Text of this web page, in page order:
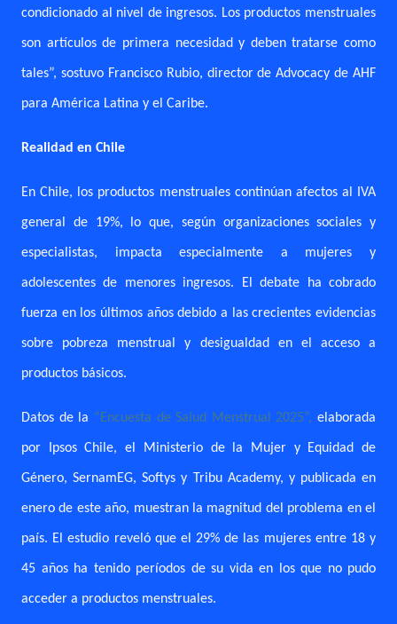
condicionado al nivel de ingresos. Los productos menstruales
son artículos de primera necesidad y deben tratarse como
tales”, sostuvo Francisco Rubio, director de Advocacy de AHF
para América Latina y el Caribe.
Realidad en Chile
En Chile, los productos menstruales continúan afectos al IVA
general de 19%, lo que, según organizaciones sociales y
especialistas, impacta especialmente a mujeres y
adolescentes de menores ingresos. El debate ha cobrado
fuerza en los últimos años debido a las crecientes evidencias
sobre pobreza menstrual y desigualdad en el acceso a
productos básicos.
Datos de la “Encuesta de Salud Menstrual 2025”, elaborada
por Ipsos Chile, el Ministerio de la Mujer y Equidad de
Género, SernamEG, Softys y Tribu Academy, y publicada en
enero de este año, muestran la magnitud del problema en el
país. El estudio reveló que el 29% de las mujeres entre 18 y
45 años ha tenido períodos de su vida en los que no pudo
acceder a productos menstruales.